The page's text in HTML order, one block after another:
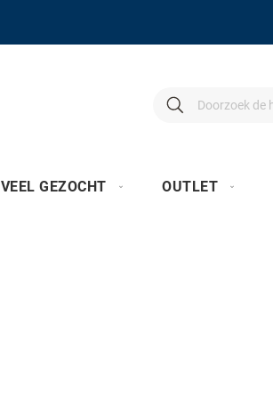
Search
Search
VEEL GEZOCHT OUTLET